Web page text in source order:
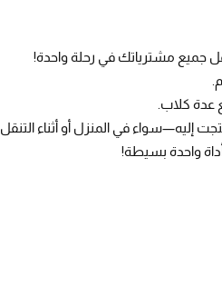
جميع مشترياتك في رحلة واحدة!
عدة كلاب.
في المنزل أو أثناء التنقل.
واحدة بسيطة!